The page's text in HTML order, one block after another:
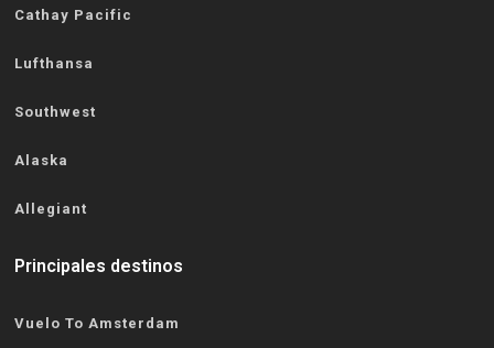
Cathay Pacific
Lufthansa
Southwest
Alaska
Allegiant
Principales destinos
Vuelo To Amsterdam